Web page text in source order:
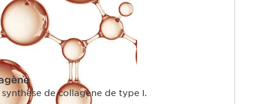
de collagène de type I.